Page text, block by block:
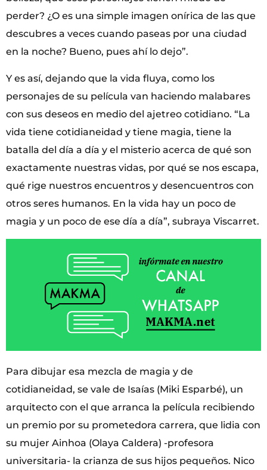
perder? ¿O es una simple imagen onírica de las que
descubres a veces cuando paseas por una ciudad
en la noche? Bueno, pues ahí lo dejo”.
Y es así, dejando que la vida fluya, como los
personajes de su película van haciendo malabares
con sus deseos en medio del ajetreo cotidiano. “La
vida tiene cotidianeidad y tiene magia, tiene la
batalla del día a día y el misterio acerca de qué son
exactamente nuestras vidas, por qué se nos escapa,
qué rige nuestros encuentros y desencuentros con
otros seres humanos. En la vida hay un poco de
magia y un poco de ese día a día”, subraya Viscarret.
Para dibujar esa mezcla de magia y de
cotidianeidad, se vale de Isaías (Miki Esparbé), un
arquitecto con el que arranca la película recibiendo
un premio por su prometedora carrera, que lidia con
su mujer Ainhoa (Olaya Caldera) -profesora
universitaria- la crianza de sus hijos pequeños. Nico